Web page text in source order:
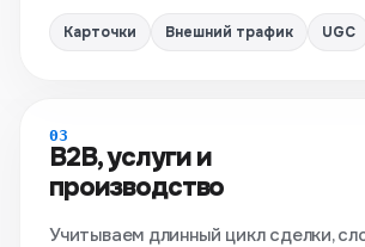
Карточки Внешний трафик UGC
03
B2B, услуги и
производство
Учитываем длинный цикл сделки,